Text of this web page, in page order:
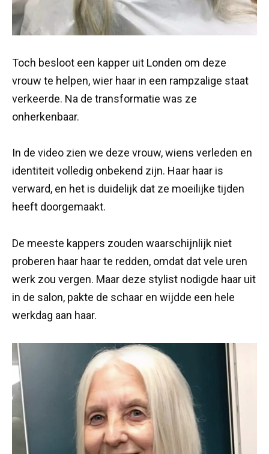
Toch besloot een kapper uit Londen om deze
vrouw te helpen, wier haar in een rampzalige staat
verkeerde. Na de transformatie was ze
onherkenbaar.
In de video zien we deze vrouw, wiens verleden en
identiteit volledig onbekend zijn. Haar haar is
verward, en het is duidelijk dat ze moeilijke tijden
heeft doorgemaakt.
De meeste kappers zouden waarschijnlijk niet
proberen haar haar te redden, omdat dat vele uren
werk zou vergen. Maar deze stylist nodigde haar uit
in de salon, pakte de schaar en wijdde een hele
werkdag aan haar.